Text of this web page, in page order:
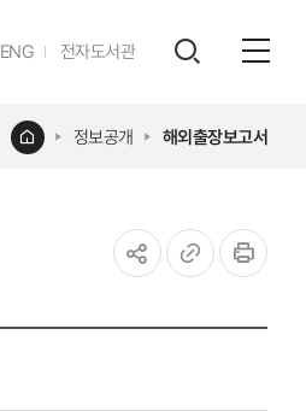
ENG영문전자도서관
레이어
홈 정보공개 해외출장보고서